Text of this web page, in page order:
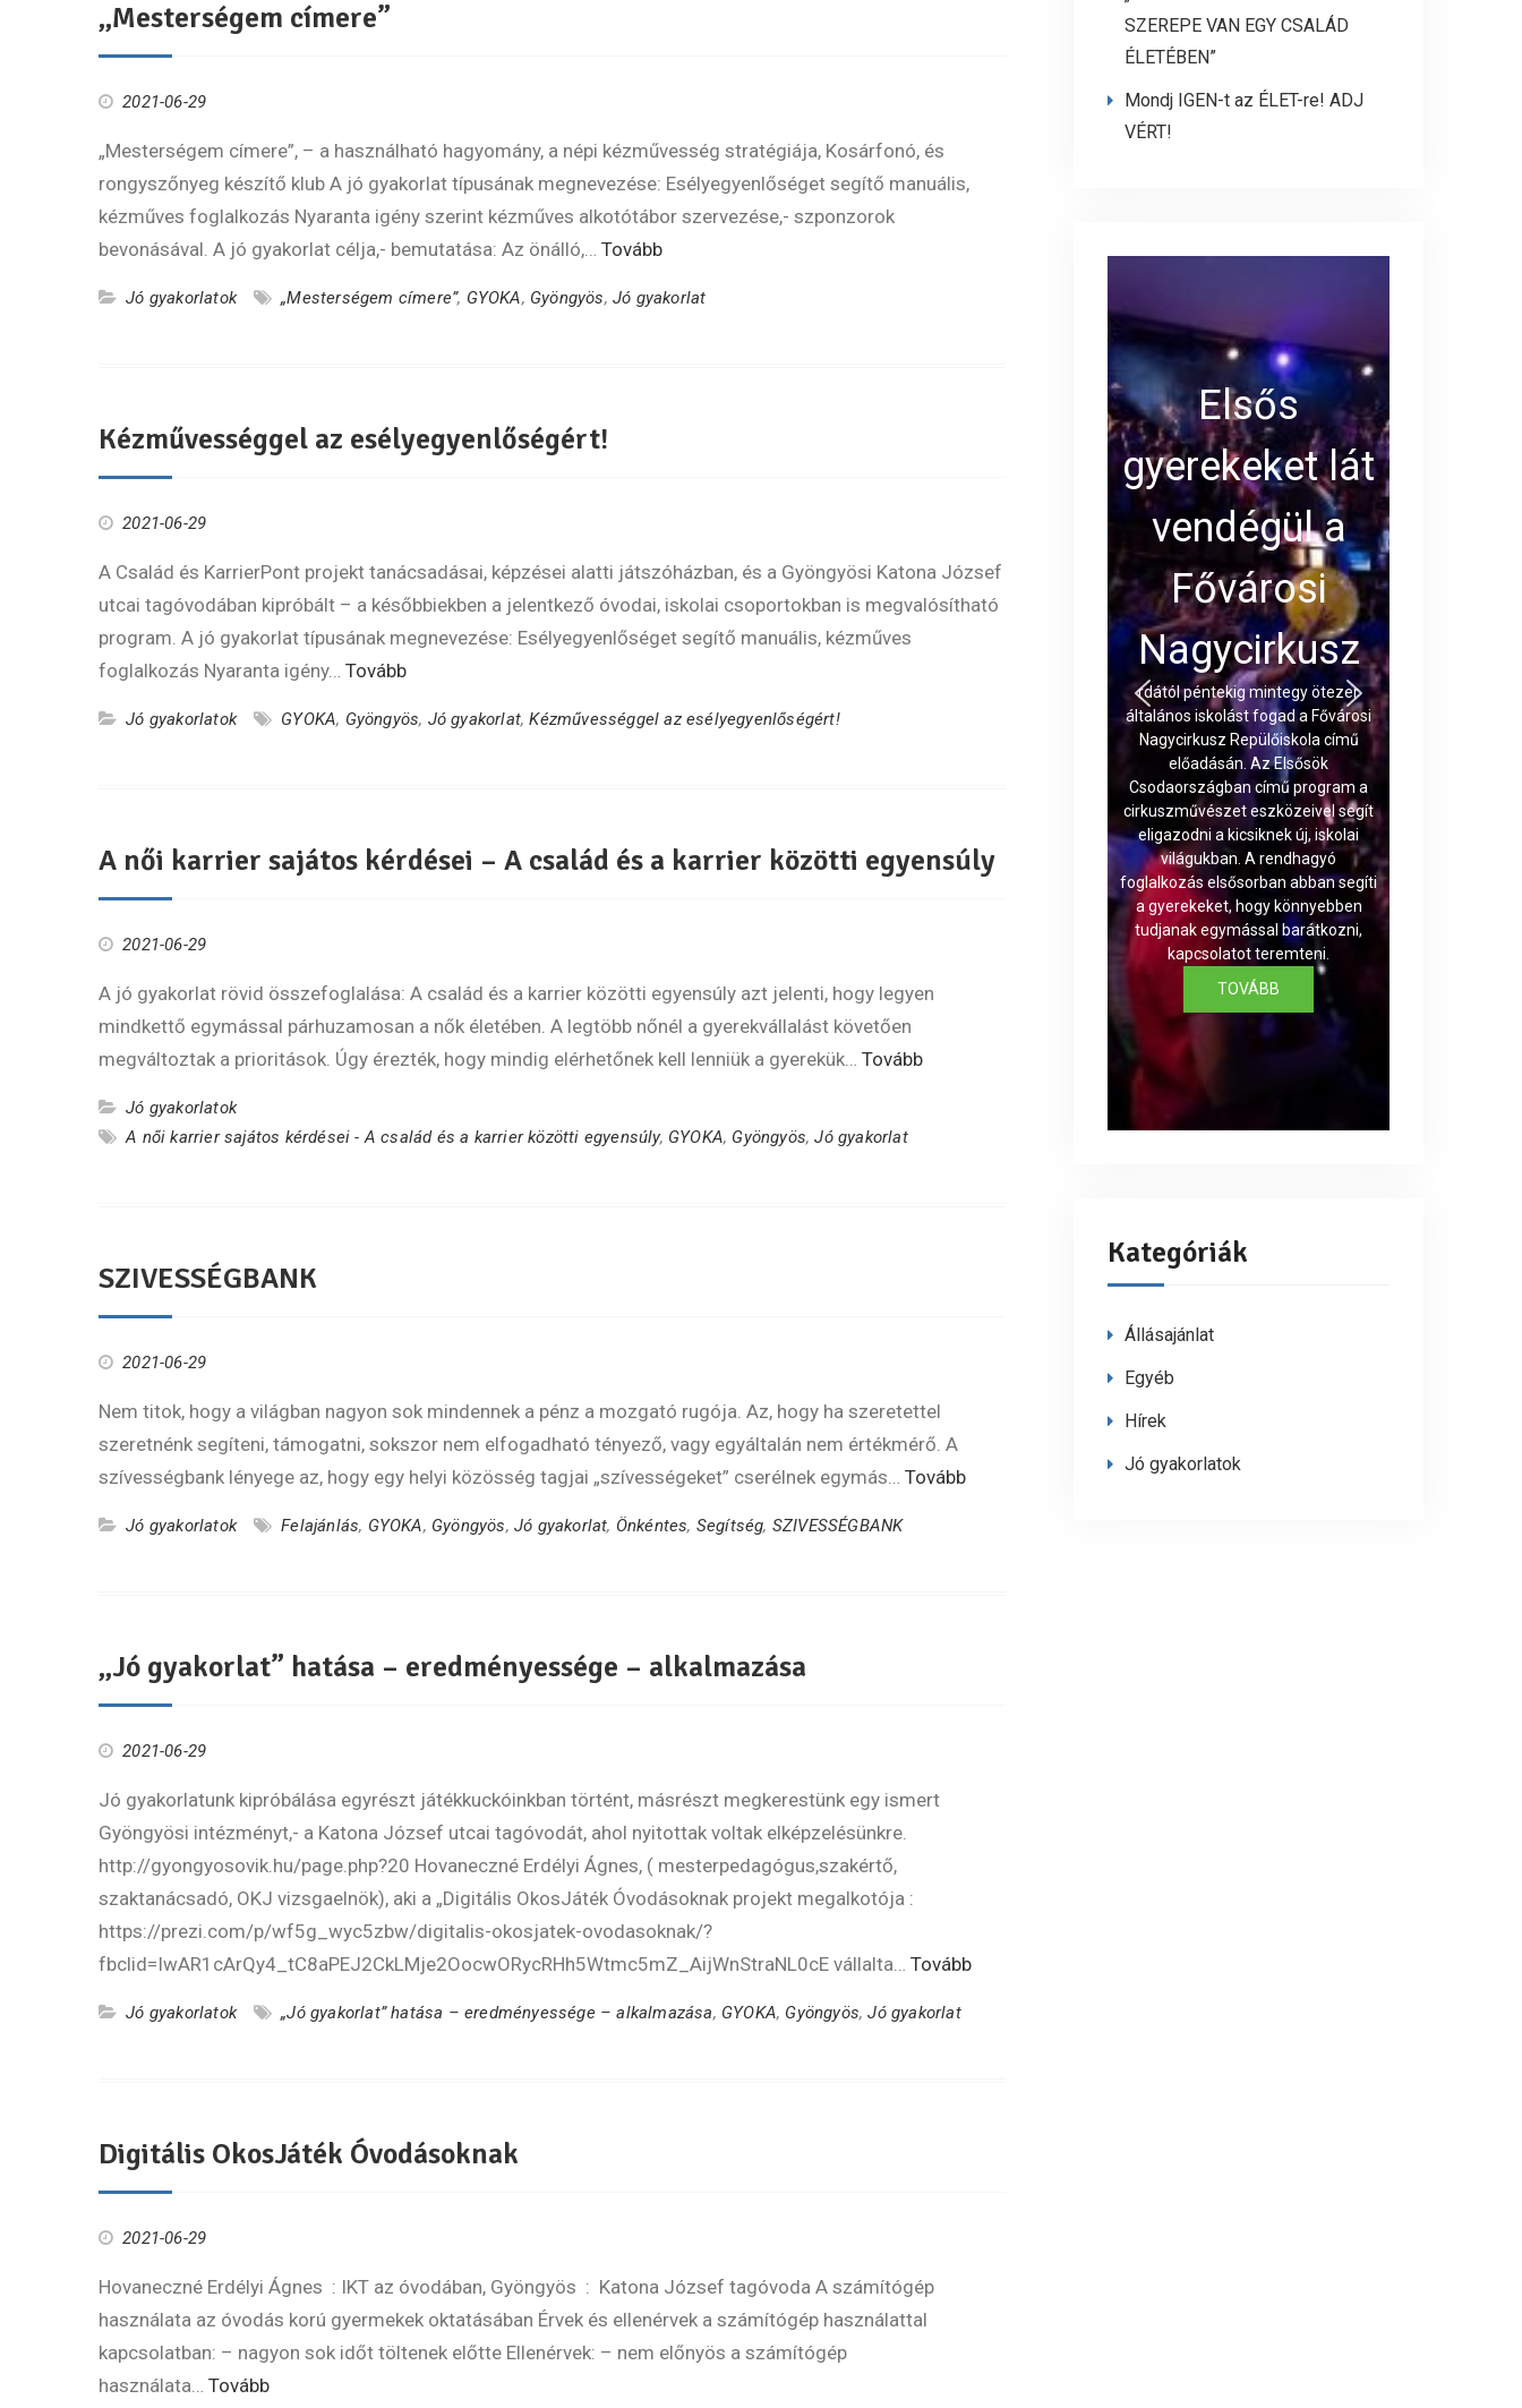
„Mesterségem címere”
2021-06-29
„Mesterségem címere”, – a használható hagyomány, a népi kézművesség stratégiája, Kosárfonó, és
rongyszőnyeg készítő klub A jó gyakorlat típusának megnevezése: Esélyegyenlőséget segítő manuális,
kézműves foglalkozás Nyaranta igény szerint kézműves alkotótábor szervezése,- szponzorok
bevonásával. A jó gyakorlat célja,- bemutatása: Az önálló,… Tovább
Jó gyakorlatok „Mesterségem címere”, GYOKA, Gyöngyös,Jó gyakorlat
Kézművességgel az esélyegyenlőségért!
2021-06-29
A Család és KarrierPont projekt tanácsadásai, képzései alatti játszóházban, és a Gyöngyösi Katona József
utcai tagóvodában kipróbált – a későbbiekben a jelentkező óvodai, iskolai csoportokban is megvalósítható
program. A jó gyakorlat típusának megnevezése: Esélyegyenlőséget segítő manuális, kézműves
foglalkozás Nyaranta igény… Tovább
Jó gyakorlatok GYOKA, Gyöngyös, Jó gyakorlat,Kézművességgel az esélyegyenlőségért!
A női karrier sajátos kérdései – A család és a karrier közötti egyensúly
2021-06-29
A jó gyakorlat rövid összefoglalása: A család és a karrier közötti egyensúly azt jelenti, hogy legyen
mindkettő egymással párhuzamosan a nők életében. A legtöbb nőnél a gyerekvállalást követően
megváltoztak a prioritások. Úgy érezték, hogy mindig elérhetőnek kell lenniük a gyerekük… Tovább
Jó gyakorlatok
A női karrier sajátos kérdései - A család és a karrier közötti egyensúly, GYOKA, Gyöngyös,Jó gyakorlat
SZIVESSÉGBANK
2021-06-29
Nem titok, hogy a világban nagyon sok mindennek a pénz a mozgató rugója. Az, hogy ha szeretettel
szeretnénk segíteni, támogatni, sokszor nem elfogadható tényező, vagy egyáltalán nem értékmérő. A
szívességbank lényege az, hogy egy helyi közösség tagjai „szívességeket” cserélnek egymás… Tovább
Jó gyakorlatok Felajánlás, GYOKA, Gyöngyös,Jó gyakorlat, Önkéntes, Segítség, SZIVESSÉGBANK
„Jó gyakorlat” hatása – eredményessége – alkalmazása
2021-06-29
Jó gyakorlatunk kipróbálása egyrészt játékkuckóinkban történt, másrészt megkerestünk egy ismert
Gyöngyösi intézményt,- a Katona József utcai tagóvodát, ahol nyitottak voltak elképzelésünkre.
http://gyongyosovik.hu/page.php?20 Hovaneczné Erdélyi Ágnes, ( mesterpedagógus,szakértő,
szaktanácsadó, OKJ vizsgaelnök), aki a „Digitális OkosJáték Óvodásoknak projekt megalkotója :
https://prezi.com/p/wf5g_wyc5zbw/digitalis-okosjatek-ovodasoknak/?
fbclid=IwAR1cArQy4_tC8aPEJ2CkLMje2OocwORycRHh5Wtmc5mZ_AijWnStraNL0cE vállalta… Tovább
Jó gyakorlatok „Jó gyakorlat” hatása – eredményessége – alkalmazása, GYOKA, Gyöngyös,Jó gyakorlat
Digitális OkosJáték Óvodásoknak
2021-06-29
Hovaneczné Erdélyi Ágnes : IKT az óvodában, Gyöngyös : Katona József tagóvoda A számítógép
használata az óvodás korú gyermekek oktatásában Érvek és ellenérvek a számítógép használattal
kapcsolatban: – nagyon sok időt töltenek előtte Ellenérvek: – nem előnyös a számítógép
használata… Tovább
SZEREPE VAN EGY CSALÁD
ÉLETÉBEN”
Mondj IGEN-t az ÉLET-re! ADJ
VÉRT!
Elsős
gyerekeket lát
vendégül a
Fővárosi
Nagycirkusz
rdától péntekig mintegy ötezer
általános iskolást fogad a Fővárosi
Nagycirkusz Repülőiskola című
előadásán. Az Elsősök
Csodaországban című program a
cirkuszművészet eszközeivel segít
eligazodni a kicsiknek új, iskolai
világukban. A rendhagyó
foglalkozás elsősorban abban segíti
a gyerekeket, hogy könnyebben
tudjanak egymással barátkozni,
kapcsolatot teremteni.
TOVÁBB
Kategóriák
Állásajánlat
Egyéb
Hírek
Jó gyakorlatok